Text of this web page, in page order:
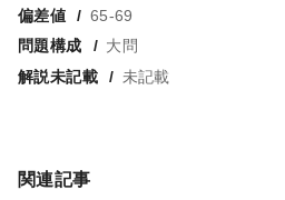
偏差値
65-69
問題構成
大問
解説未記載
未記載
関連記事